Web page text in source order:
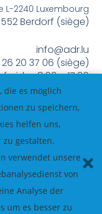
L-2240 Luxembourg
Berdorf (siège)
info@adr.lu
20 37 06 (siège)
8:00 – 17:00
die es möglich
zu speichern,
helfen uns,
gestalten.
verwendet unsere
von
Analyse der
um es besser zu